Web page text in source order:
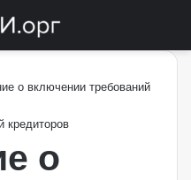
о включении требований
кредиторов
о